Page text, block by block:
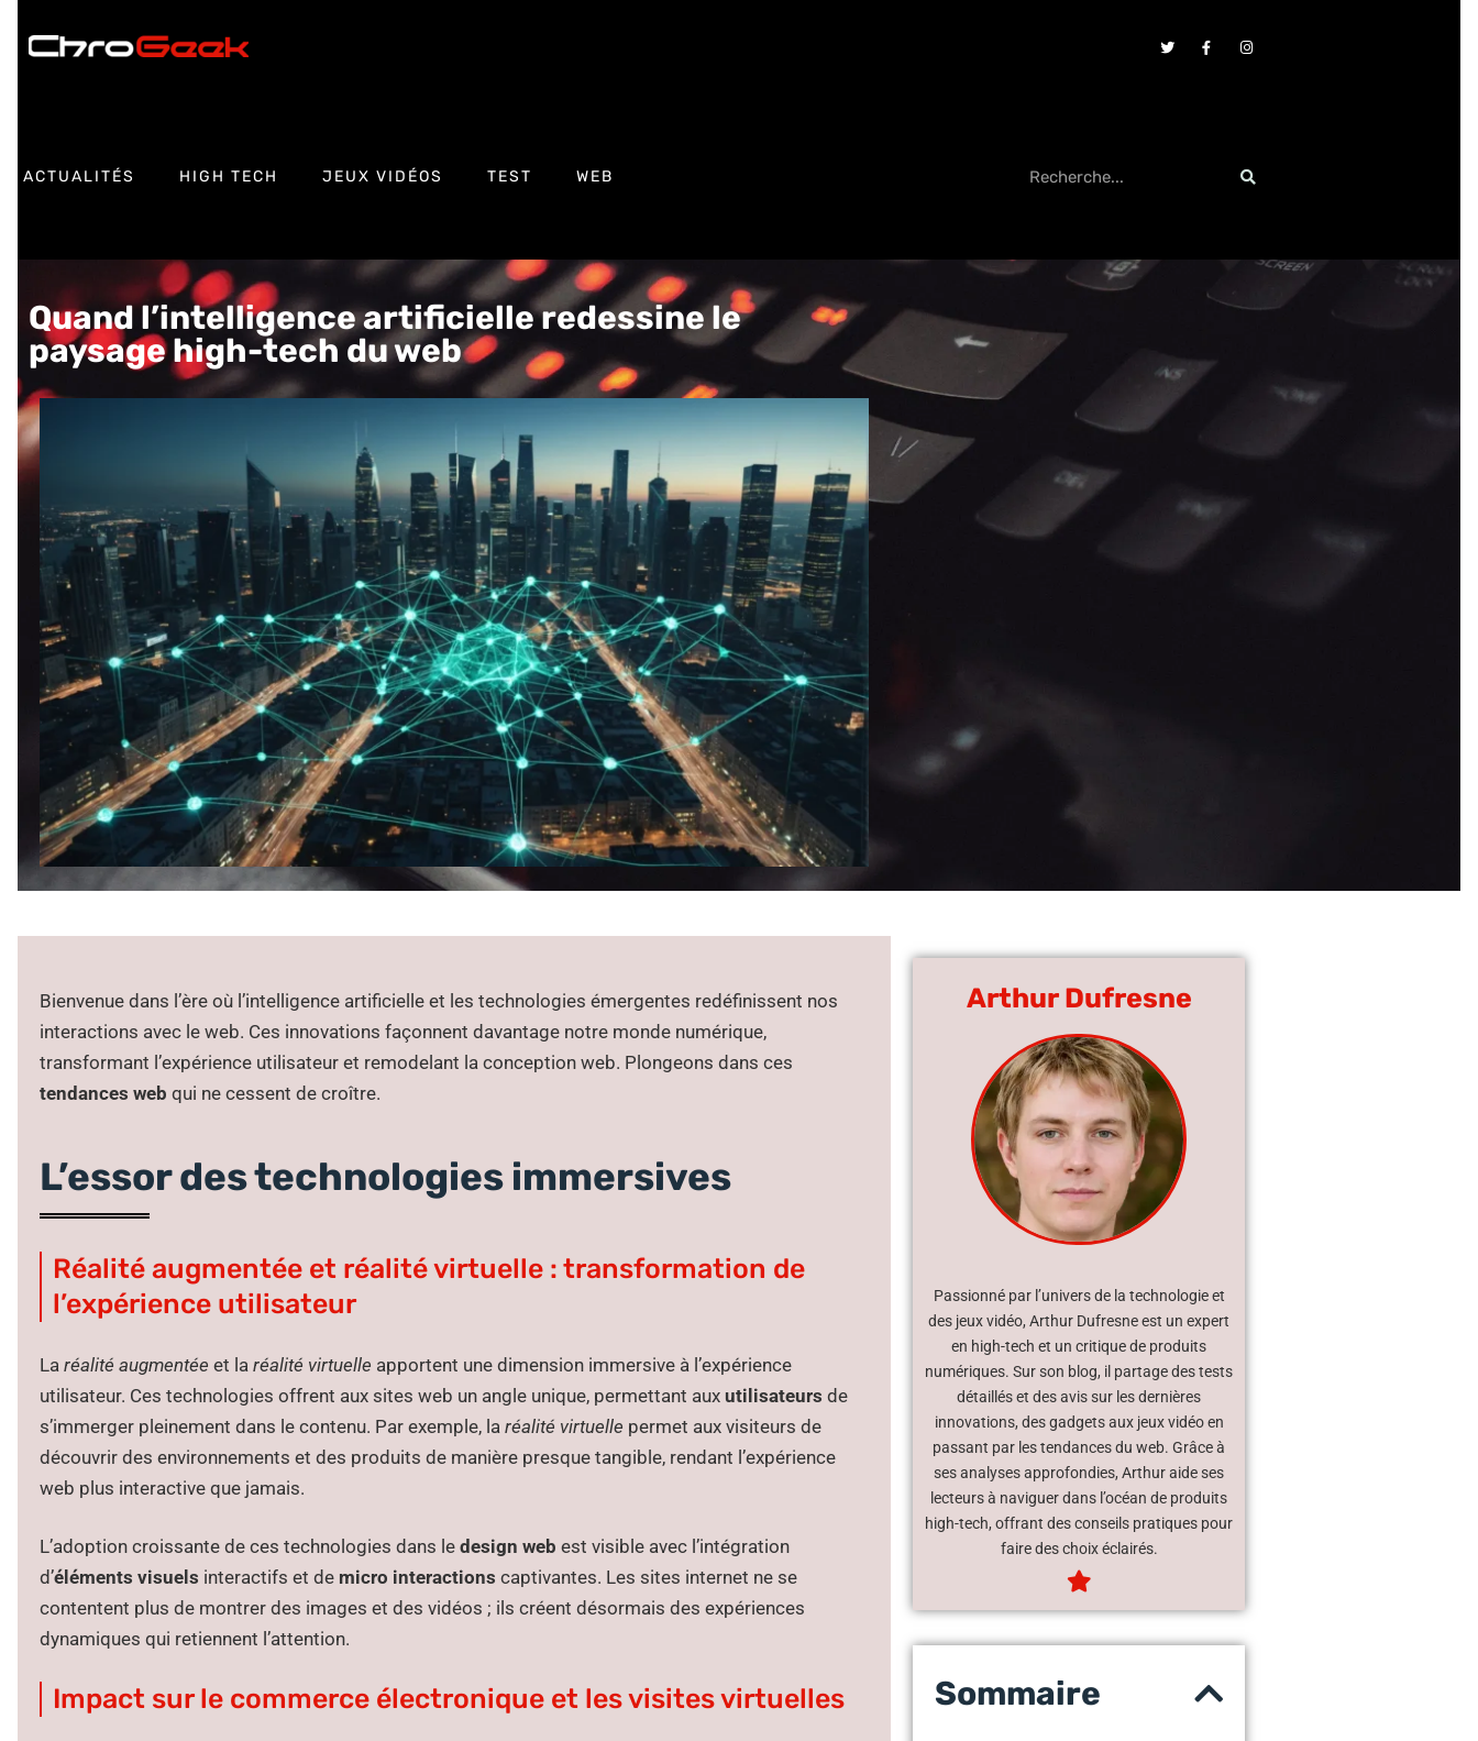
ACTUALITÉS HIGH TECH JEUX VIDÉOS TEST WEB
Quand l’intelligence artificielle redessine le
paysage high-tech du web
Bienvenue dans l’ère où l’intelligence artificielle et les technologies émergentes redéfinissent nos
interactions avec le web. Ces innovations façonnent davantage notre monde numérique,
transformant l’expérience utilisateur et remodelant la conception web. Plongeons dans ces
tendances web qui ne cessent de croître.
L’essor des technologies immersives
Réalité augmentée et réalité virtuelle : transformation de
l’expérience utilisateur
La réalité augmentée et la réalité virtuelle apportent une dimension immersive à l’expérience
utilisateur. Ces technologies offrent aux sites web un angle unique, permettant aux utilisateurs de
s’immerger pleinement dans le contenu. Par exemple, la réalité virtuelle permet aux visiteurs de
découvrir des environnements et des produits de manière presque tangible, rendant l’expérience
web plus interactive que jamais.
L’adoption croissante de ces technologies dans le design web est visible avec l’intégration
d’éléments visuels interactifs et de micro interactions captivantes. Les sites internet ne se
contentent plus de montrer des images et des vidéos ; ils créent désormais des expériences
dynamiques qui retiennent l’attention.
Impact sur le commerce électronique et les visites virtuelles
Arthur Dufresne
Passionné par l’univers de la technologie et
des jeux vidéo, Arthur Dufresne est un expert
en high-tech et un critique de produits
numériques. Sur son blog, il partage des tests
détaillés et des avis sur les dernières
innovations, des gadgets aux jeux vidéo en
passant par les tendances du web. Grâce à
ses analyses approfondies, Arthur aide ses
lecteurs à naviguer dans l’océan de produits
high-tech, offrant des conseils pratiques pour
faire des choix éclairés.
Sommaire